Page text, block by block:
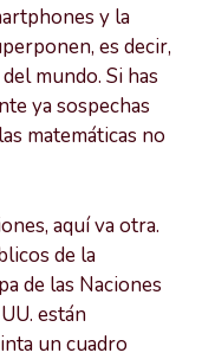
y la
es decir,
mundo. Si has
ya sospechas
matemáticas no
aquí va otra.
de la
de las Naciones
están
un cuadro